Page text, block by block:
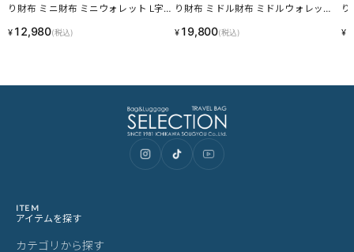
り財布 ミニ財布 ミニウォレット L字
533601 LINECPN
¥ 12,980(税込)
り財布 ミドル財布 ミドルウォレット
シャル LANVIN en Bleu 555614 LINE
¥ 19,800(税込) ¥
ITEM
アイテムを探す
カテゴリから探す